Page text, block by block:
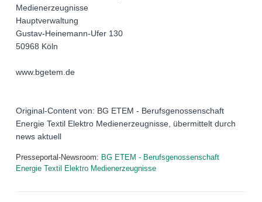
Medienerzeugnisse
Hauptverwaltung
Gustav-Heinemann-Ufer 130
50968 Köln
www.bgetem.de
Original-Content von: BG ETEM - Berufsgenossenschaft
Energie Textil Elektro Medienerzeugnisse, übermittelt durch
news aktuell
Presseportal-Newsroom: BG ETEM - Berufsgenossenschaft
Energie Textil Elektro Medienerzeugnisse